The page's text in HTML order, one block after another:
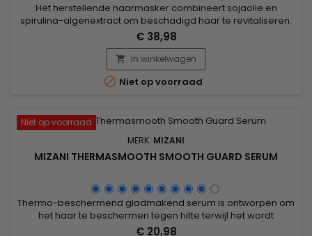
Het herstellende haarmasker combineert sojaolie en
spirulina-algenextract om beschadigd haar te revitaliseren.
Rijk aan eiwitten en essentiële voedingsstoffen, hydrateert
sojaolie diep en verbetert de haartextuur, terwijl spirulina,
beladen met vitamines en mineralen, het haar versterkt en
de groei stimuleert. Ideaal voor droog of broos haar,
herstelt...
€ 38,98
 In winkelwagen
 Niet op voorraad
Niet op voorraad
MERK: MIZANI
MIZANI THERMASMOOTH SMOOTH GUARD SERUM
Thermo-beschermend gladmakend serum is ontworpen om
het haar te beschermen tegen hitte terwijl het wordt
gladgestreken. Kokosolie voedt diep, versterkt de haarvezel
€ 20,98